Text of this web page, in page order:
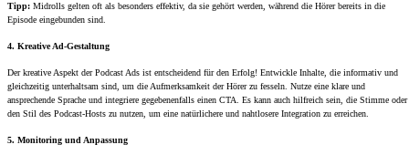
Tipp: Midrolls gelten oft als besonders effektiv, da sie gehört werden, während die Hörer bereits in die
Episode eingebunden sind.
4. Kreative Ad-Gestaltung
Der kreative Aspekt der Podcast Ads ist entscheidend für den Erfolg! Entwickle Inhalte, die informativ und
gleichzeitig unterhaltsam sind, um die Aufmerksamkeit der Hörer zu fesseln. Nutze eine klare und
ansprechende Sprache und integriere gegebenenfalls einen CTA. Es kann auch hilfreich sein, die Stimme oder
den Stil des Podcast-Hosts zu nutzen, um eine natürlichere und nahtlosere Integration zu erreichen.
5. Monitoring und Anpassung